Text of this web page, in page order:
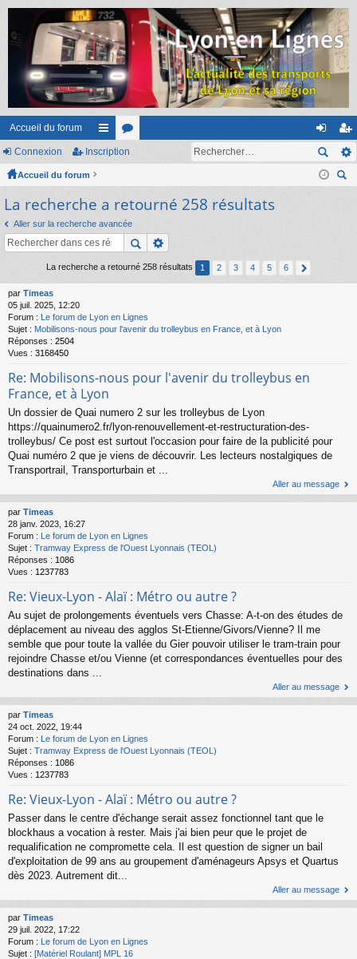
Accueil du forum
ac
ur
ci
s
or
m
s
on
ne
ns
cri
Connexion Inscription
Accueil du forum
La recherche a retourné 258 résultats
Aller sur la recherche avancée
La recherche a retourné 258 résultats 1 2 3 4 5 6
par Timeas
05 juil. 2025, 12:20
Forum :
Le forum de Lyon en Lignes
Sujet : Mobilisons-nous pour l'avenir du trolleybus en France, et à Lyon
Réponses : 2504
Vues : 3168450
Re: Mobilisons-nous pour l'avenir du trolleybus en
France, et à Lyon
Un dossier de Quai numero 2 sur les trolleybus de Lyon
https://quainumero2.fr/lyon-renouvellement-et-restructuration-des-
trolleybus/ Ce post est surtout l'occasion pour faire de la publicité pour
Quai numéro 2 que je viens de découvrir. Les lecteurs nostalgiques de
Transportrail, Transporturbain et ...
Aller au message
par Timeas
28 janv. 2023, 16:27
Forum : Le forum de Lyon en Lignes
Sujet : Tramway Express de l'Ouest Lyonnais (TEOL)
Réponses : 1086
Vues : 1237783
Re: Vieux-Lyon - Alaï : Métro ou autre ?
Au sujet de prolongements éventuels vers Chasse: A-t-on des études de
déplacement au niveau des agglos St-Etienne/Givors/Vienne? Il me
semble que pour toute la vallée du Gier pouvoir utiliser le tram-train pour
rejoindre Chasse et/ou Vienne (et correspondances éventuelles pour des
destinations dans ...
Aller au message
par Timeas
24 oct. 2022, 19:44
Forum : Le forum de Lyon en Lignes
Sujet : Tramway Express de l'Ouest Lyonnais (TEOL)
Réponses : 1086
Vues : 1237783
Re: Vieux-Lyon - Alaï : Métro ou autre ?
Passer dans le centre d'échange serait assez fonctionnel tant que le
blockhaus a vocation à rester. Mais j'ai bien peur que le projet de
requalification ne compromette cela. Il est question de signer un bail
d'exploitation de 99 ans au groupement d'aménageurs Apsys et Quartus
dès 2023. Autrement dit...
Aller au message
par Timeas
29 juil. 2022, 17:22
Forum : Le forum de Lyon en Lignes
Sujet : [Matériel Roulant] MPL 16